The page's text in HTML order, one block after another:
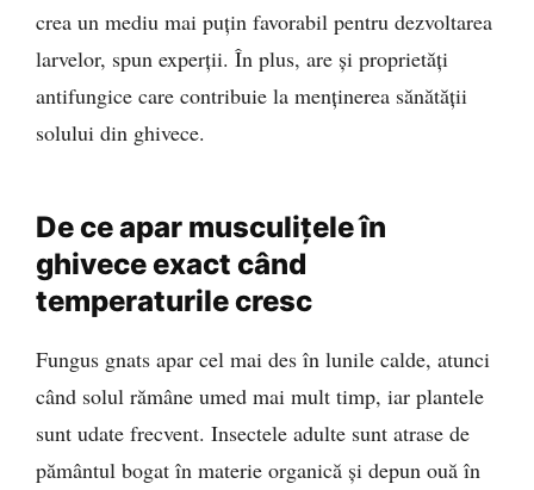
crea un mediu mai puțin favorabil pentru dezvoltarea
larvelor, spun experții. În plus, are și proprietăți
antifungice care contribuie la menținerea sănătății
solului din ghivece.
De ce apar musculițele în
ghivece exact când
temperaturile cresc
Fungus gnats apar cel mai des în lunile calde, atunci
când solul rămâne umed mai mult timp, iar plantele
sunt udate frecvent. Insectele adulte sunt atrase de
pământul bogat în materie organică și depun ouă în